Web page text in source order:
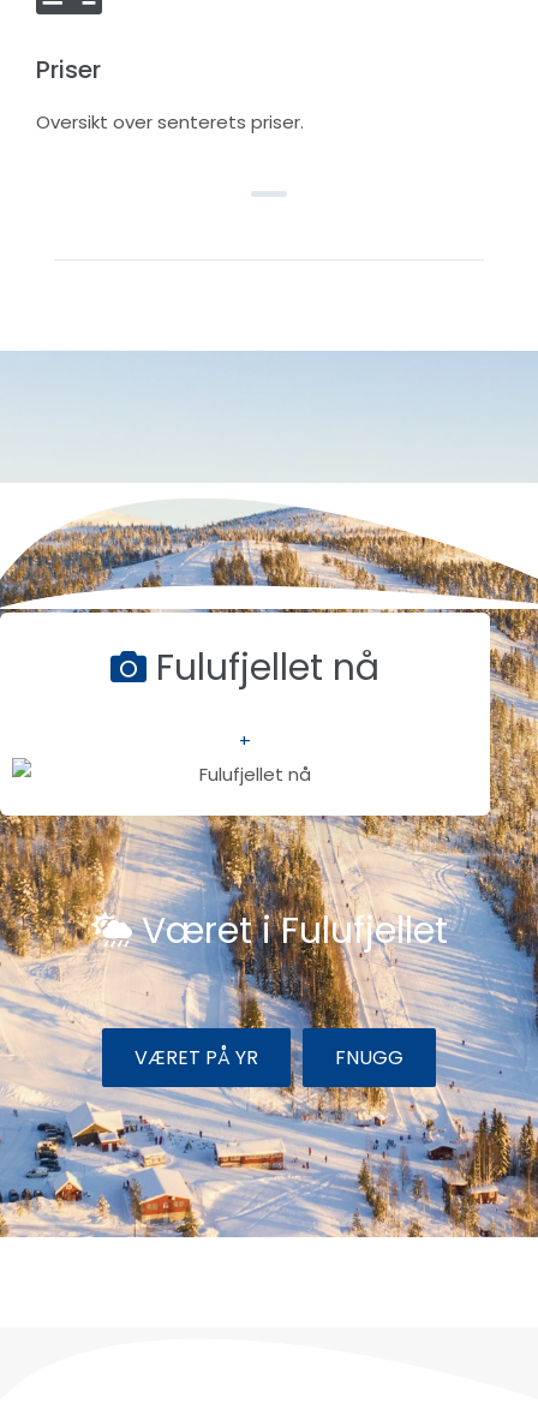
Priser
Oversikt over senterets priser.
Fulufjellet nå
+
Været i Fulufjellet
VÆRET PÅ YR FNUGG